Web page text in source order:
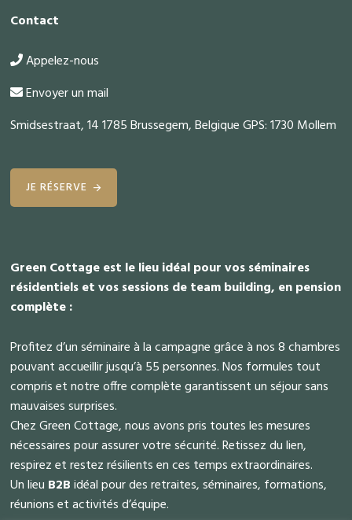
Contact
Appelez-nous
Envoyer un mail
Smidsestraat, 14 1785 Brussegem, Belgique GPS: 1730 Mollem
JE RÉSERVE
Green Cottage est le lieu idéal pour vos séminaires
résidentiels et vos sessions de team building, en pension
complète :
Profitez d’un séminaire à la campagne grâce à nos 8 chambres
pouvant accueillir jusqu’à 55 personnes. Nos formules tout
compris et notre offre complète garantissent un séjour sans
mauvaises surprises.
Chez Green Cottage, nous avons pris toutes les mesures
nécessaires pour assurer votre sécurité. Retissez du lien,
respirez et restez résilients en ces temps extraordinaires.
Un lieu B2Bidéal pour des retraites, séminaires, formations,
réunions et activités d’équipe.